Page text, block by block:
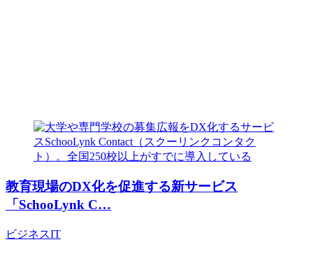
教育現場のDX化を促進する新サービス
「SchooLynk C…
ビジネスIT